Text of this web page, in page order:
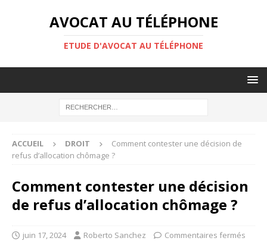
AVOCAT AU TÉLÉPHONE
ETUDE D'AVOCAT AU TÉLÉPHONE
ACCUEIL DROIT
Comment contester une décision de
refus d’allocation chômage ?
Comment contester une décision
de refus d’allocation chômage ?
juin 17, 2024 Roberto Sanchez Commentaires fermés